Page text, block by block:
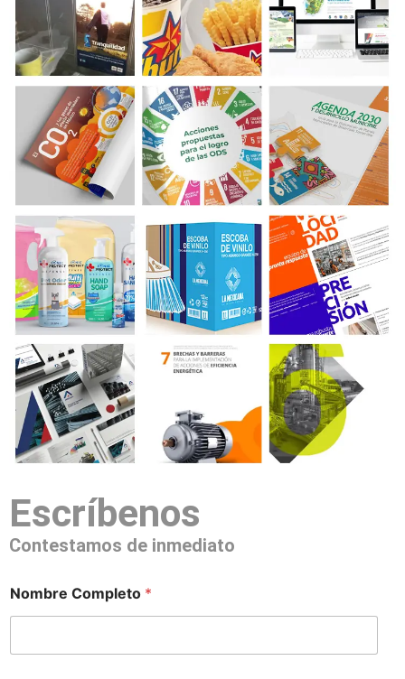
Escríbenos
Contestamos de inmediato
Nombre Completo *